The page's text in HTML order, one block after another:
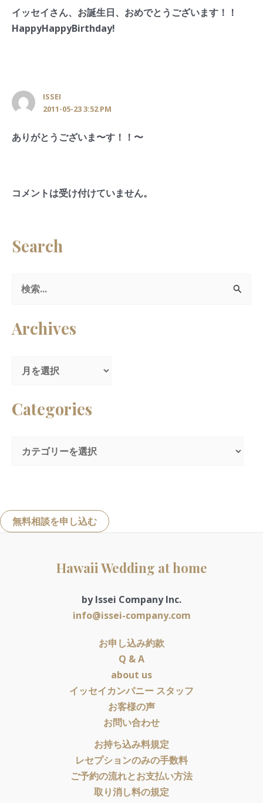
イッセイさん、お誕生日、おめでとうございます！！
HappyHappyBirthday!
ISSEI
2011-05-23 3:52 PM
ありがとうございま〜す！！〜
コメントは受け付けていません。
Search
対
Archives
Categories
無料相談を申し込む
Hawaii Wedding at home
by Issei Company Inc.
info@issei-company.com
お申し込み約款
Q & A
about us
イッセイカンパニー スタッフ
お客様の声
お問い合わせ
お持ち込み料規定
レセプションのみの手数料
ご予約の流れとお支払い方法
取り消し料の規定